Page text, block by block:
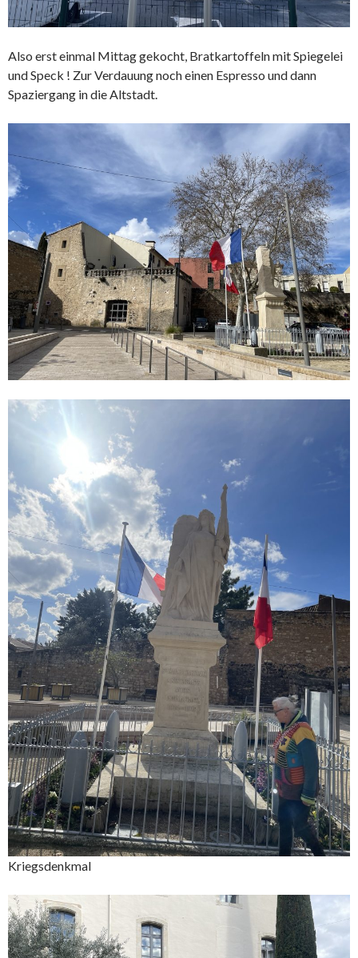
Also erst einmal Mittag gekocht, Bratkartoffeln mit Spiegelei
und Speck ! Zur Verdauung noch einen Espresso und dann
Spaziergang in die Altstadt.
Kriegsdenkmal